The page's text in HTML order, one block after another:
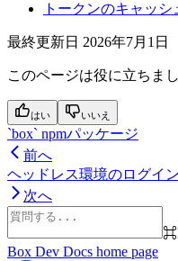
トークンのキャッシ
最終更新日 2026年7月1日
このページは役に立ちま
はい いいえ
`box` npmパッケージ
前へ
ヘッドレス環境のログイン
次へ
⌘
Box Dev Docs home page